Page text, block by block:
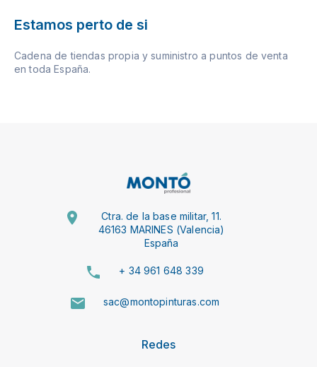
Estamos perto de si
Cadena de tiendas propia y suministro a puntos de venta
en toda España.
Ctra. de la base militar, 11.
46163 MARINES (Valencia)
España
+ 34 961 648 339
sac@montopinturas.com
Redes